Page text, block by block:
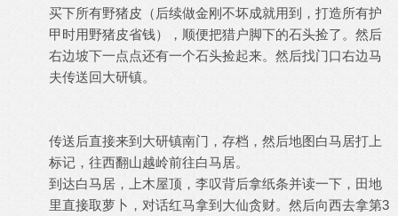
买下所有野猪皮（后续做金刚不坏成就用到，打造所有护
甲时用野猪皮省钱），顺便把猎户脚下的石头捡了。然后
右边坡下一点点还有一个石头捡起来。然后找门口右边马
夫传送回大研镇。
传送后直接来到大研镇南门，存档，然后地图白马居打上
标记，往西翻山越岭前往白马居。
到达白马居，上木屋顶，李叹背后拿纸条并读一下，田地
里直接取萝卜，对话红马拿到大仙贪财。然后向西去拿第3